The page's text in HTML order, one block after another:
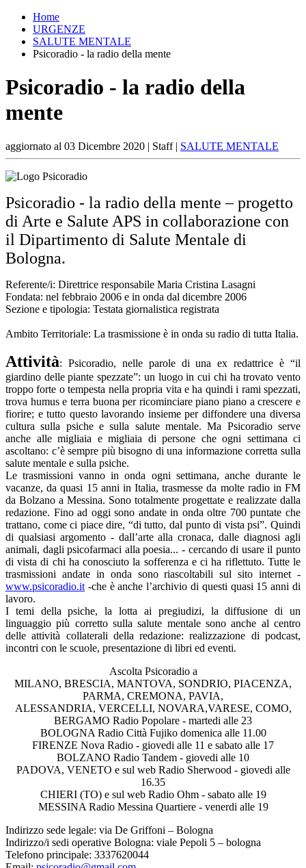
Home
URGENZE
SALUTE MENTALE
Psicoradio - la radio della mente
Psicoradio - la radio della
mente
aggiornato al 03 Dicembre 2020 | Staff | SALUTE MENTALE
Psicoradio - la radio della mente – progetto
di Arte e Salute APS in collaborazione con
il Dipartimento di Salute Mentale di
Bologna.
Referente/i: Direttrice responsabile Maria Cristina Lasagni
Fondata: nel febbraio 2006 e in onda dal dicembre 2006
Sezione e tipologia: Testata giornalistica registrata
Ambito Territoriale: La trasmissione è in onda su radio di tutta Italia.
Attività: Psicoradio, nelle parole di una ex redattrice è “il
giardino delle piante spezzate”: un luogo in cui chi ha trovato vento
troppo forte o tempesta nella propria vita e ha quindi i rami spezzati,
trova humus e terra buona per ricominciare piano piano a crescere e
fiorire; e tutto questo lavorando insieme per diffondere una diversa
cultura sulla psiche e sulla salute mentale. Ma Psicoradio serve
anche alle migliaia e migliaia di persone che ogni settimana ci
ascoltano: c’è sempre più bisogno di una informazione corretta sulla
salute mentale e sulla psiche.
Le trasmissioni vanno in onda ogni settimana, anche durante le
vacanze, da quasi 15 anni in Italia, trasmesse da molte radio in FM
da Bolzano a Messina. Sono totalmente progettate e realizzate dalla
redazione. Fino ad oggi sono andate in onda oltre 700 puntate che
trattano, come ci piace dire, “di tutto, dal punto di vista psi”. Quindi
di qualsiasi argomento - dall’arte alla cronaca, dalle diagnosi agli
animali, dagli psicofarmaci alla poesia... - cercando di usare il punto
di vista di chi ha conosciuto la sofferenza e ci ha riflettuto. Tutte le
trasmissioni andate in onda sono riascoltabili sul sito internet -
www.psicoradio.it -che è anche l’archivio di questi quasi 15 anni di
lavoro.
I temi della psiche, la lotta ai pregiudizi, la diffusione di un
linguaggio più corretto sulla salute mentale sono anche al centro
delle attività collaterali della redazione: realizzazione di podcast,
incontri con le scuole, presentazione di libri ed eventi.
Ascolta Psicoradio a
MILANO, BRESCIA, MANTOVA, SONDRIO, PIACENZA,
PARMA, CREMONA, PAVIA,
ALESSANDRIA, VERCELLI, NOVARA,VARESE, COMO,
BERGAMO Radio Popolare - martedi alle 23
BOLOGNA Radio Città Fujiko domenica alle 11.00
FIRENZE Nova Radio - giovedi alle 11 e sabato alle 17
BOLZANO Radio Tandem - giovedi alle 10
PADOVA, VENETO e sul web Radio Sherwood - giovedi alle
16.35
CHIERI (TO) e sul web Radio Ohm - sabato alle 19
MESSINA Radio Messina Quartiere - venerdi alle 19
Indirizzo sede legale: via De Griffoni – Bologna
Indirizzo/i sedi operative Bologna: viale Pepoli 5 – bologna
Telefono principale: 3337620044